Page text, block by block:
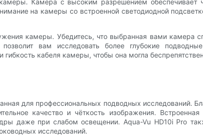
Камера с высоким разрешением обеспечивает
на камеры со встроенной светодиодной
камеры. Убедитесь, что выбранная вами камера
вам исследовать более глубокие
кабеля камеры, чтобы она могла
для профессиональных подводных исследований.
качество и чёткость изображения.
даже при слабом освещении. Aqua-Vu HD10i Pro
исследований.